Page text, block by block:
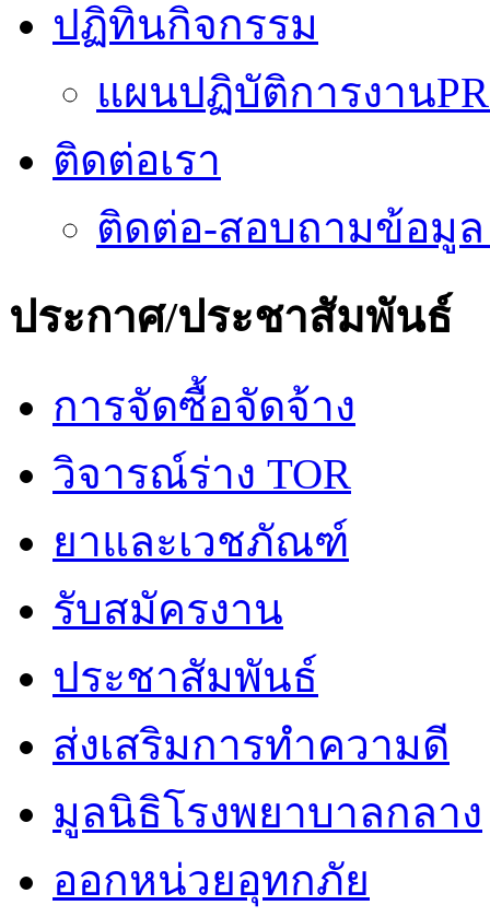
ปฏิทินกิจกรรม
แผนปฏิบัติการงาน
ติดต่อเรา
ติดต่อ-สอบถามข้อมูล
ประกาศ/ประชาสัมพันธ์
การจัดซื้อจัดจ้าง
วิจารณ์ร่าง TOR
ยาและเวชภัณฑ์
รับสมัครงาน
ประชาสัมพันธ์
ส่งเสริมการทำความดี
มูลนิธิโรงพยาบาลกลาง
ออกหน่วยอุทกภัย